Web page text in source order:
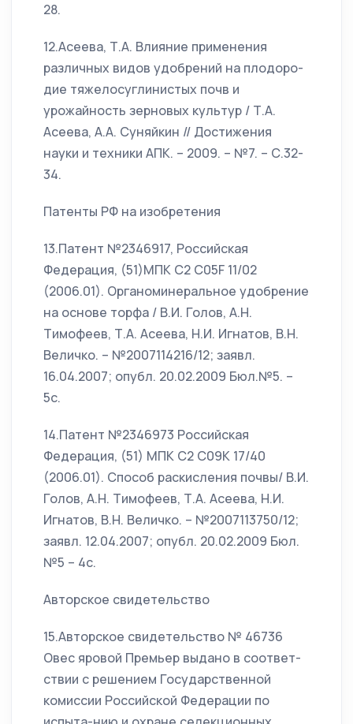
28.
12.Асеева, Т.А. Влияние применения
различных видов удобрений на плодоро-
дие тяжелосуглинистых почв и
урожайность зерновых культур / Т.А.
Асеева, А.А. Суняйкин // Достижения
науки и техники АПК. – 2009. – №7. – С.32-
34.
Патенты РФ на изобретения
13.Патент №2346917, Российская
Федерация, (51)МПК С2 C05F 11/02
(2006.01). Органоминеральное удобрение
на основе торфа / В.И. Голов, А.Н.
Тимофеев, Т.А. Асеева, Н.И. Игнатов, В.Н.
Величко. – №2007114216/12; заявл.
16.04.2007; опубл. 20.02.2009 Бюл.№5. –
5с.
14.Патент №2346973 Российская
Федерация, (51) МПК С2 C09К 17/40
(2006.01). Способ раскисления почвы/ В.И.
Голов, А.Н. Тимофеев, Т.А. Асеева, Н.И.
Игнатов, В.Н. Величко. – №2007113750/12;
заявл. 12.04.2007; опубл. 20.02.2009 Бюл.
№5 – 4с.
Авторское свидетельство
15.Авторское свидетельство № 46736
Овес яровой Премьер выдано в соответ-
ствии с решением Государственной
комиссии Российской Федерации по